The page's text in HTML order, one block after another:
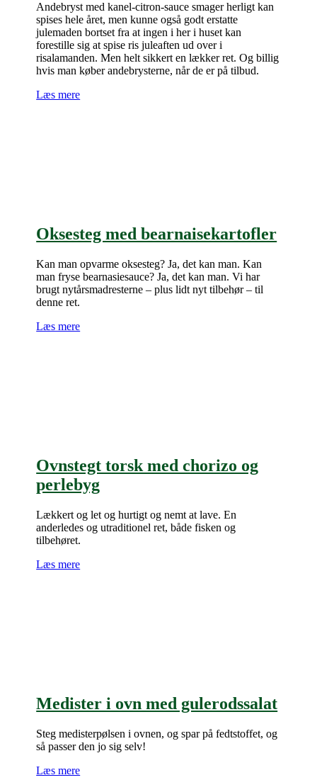
Andebryst med kanel-citron-sauce smager herligt kan
spises hele året, men kunne også godt erstatte
julemaden bortset fra at ingen i her i huset kan
forestille sig at spise ris juleaften ud over i
risalamanden. Men helt sikkert en lækker ret. Og billig
hvis man køber andebrysterne, når de er på tilbud.
Læs mere
Oksesteg med bearnaisekartofler
Kan man opvarme oksesteg? Ja, det kan man. Kan
man fryse bearnasiesauce? Ja, det kan man. Vi har
brugt nytårsmadresterne – plus lidt nyt tilbehør – til
denne ret.
Læs mere
Ovnstegt torsk med chorizo og
perlebyg
Lækkert og let og hurtigt og nemt at lave. En
anderledes og utraditionel ret, både fisken og
tilbehøret.
Læs mere
Medister i ovn med gulerodssalat
Steg medisterpølsen i ovnen, og spar på fedtstoffet, og
så passer den jo sig selv!
Læs mere